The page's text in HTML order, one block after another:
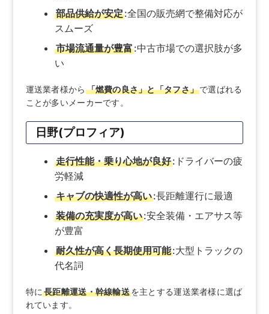
部品供給が安定:全国の販売網で整備対応が
スムーズ
市場流通量が豊富:中古市場での選択肢が多
い
運送業者様から 「燃費の良さ」と「タフさ」で選ばれる
ことが多いメーカーです。
日野(プロフィア)
走行性能・乗り心地が良好:ドライバーの疲
労軽減
キャブの快適性が高い:長距離運行に最適
装備の充実度が高い:安全装備・エアサス等
が豊富
耐久性が高く長期使用可能:大型トラックの
代名詞
特に長距離運送・幹線輸送を主とする運送業者様に選ば
れています。